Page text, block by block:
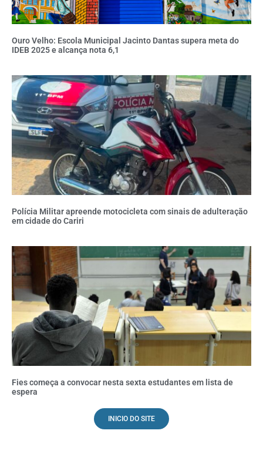
Ouro Velho: Escola Municipal Jacinto Dantas supera meta do
IDEB 2025 e alcança nota 6,1
Polícia Militar apreende motocicleta com sinais de adulteração
em cidade do Cariri
Fies começa a convocar nesta sexta estudantes em lista de
espera
INICIO DO SITE